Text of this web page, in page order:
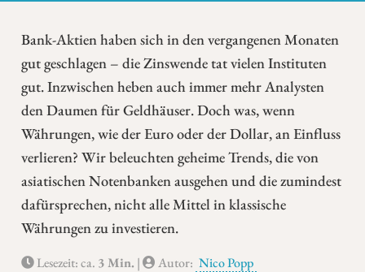
Bank-Aktien haben sich in den vergangenen Monaten
gut geschlagen – die Zinswende tat vielen Instituten
gut. Inzwischen heben auch immer mehr Analysten
den Daumen für Geldhäuser. Doch was, wenn
Währungen, wie der Euro oder der Dollar, an Einfluss
verlieren? Wir beleuchten geheime Trends, die von
asiatischen Notenbanken ausgehen und die zumindest
dafürsprechen, nicht alle Mittel in klassische
Währungen zu investieren.
Lesezeit: ca. 3 Min. | Autor: Nico Popp